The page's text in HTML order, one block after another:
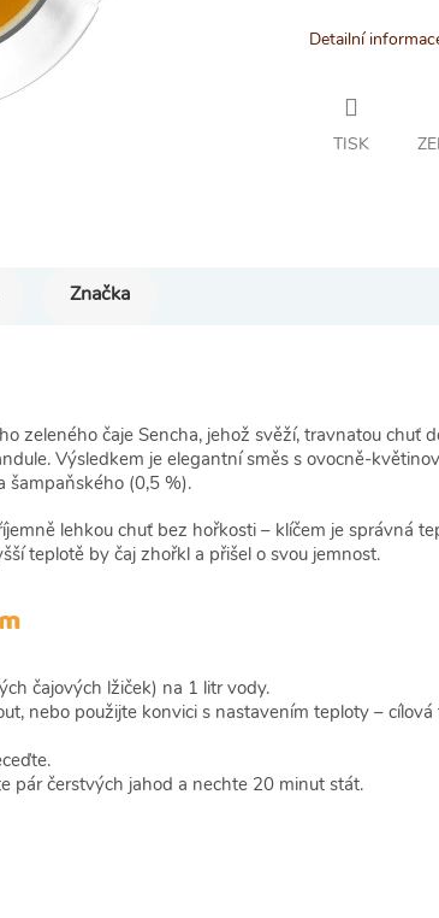
Detailní
TISK
Značka
zeleného čaje Sencha, jehož svěží, travnatou chuť
Výsledkem je elegantní směs s ovocně-
šampaňského (0,5 %).
lehkou chuť bez hořkosti – klíčem je správná
teplotě by čaj zhořkl a přišel o svou jemnost.
čajových lžiček) na 1 litr vody.
nebo použijte konvici s nastavením teploty – cílová
pár čerstvých jahod a nechte 20 minut stát.